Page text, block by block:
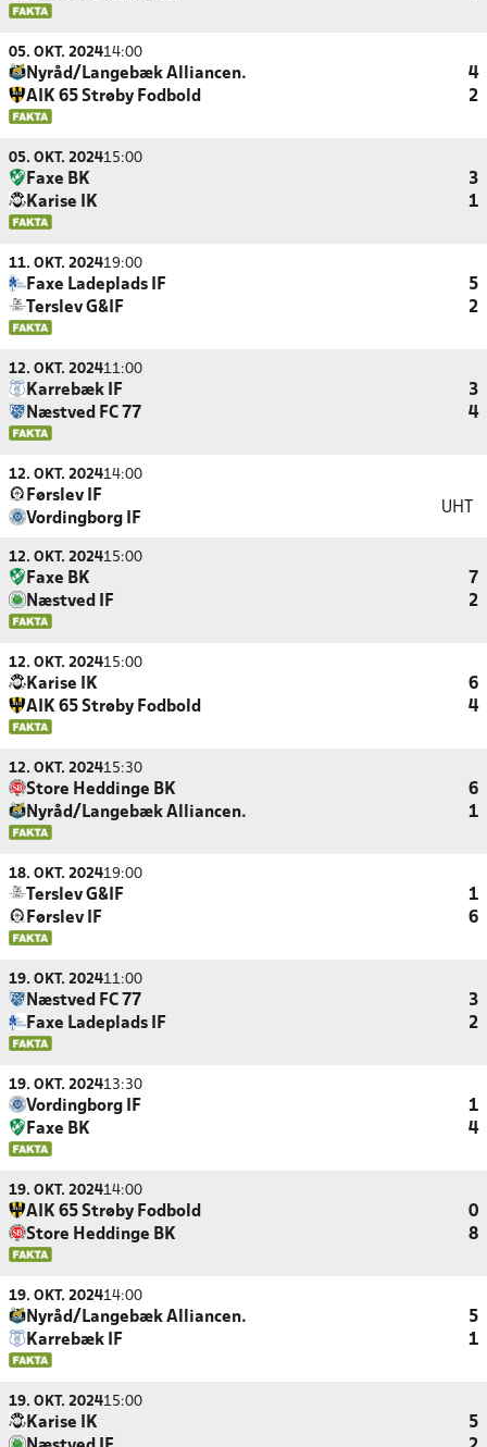
05. OKT. 202414:00
Nyråd/Langebæk Alliancen.
4
AIK 65 Strøby Fodbold
2
05. OKT. 202415:00
Faxe BK
3
Karise IK
1
11. OKT. 202419:00
Faxe Ladeplads IF
5
Terslev G&IF
2
12. OKT. 202411:00
Karrebæk IF
3
Næstved FC 77
4
12. OKT. 202414:00
Førslev IF
Vordingborg IF
UHT
12. OKT. 202415:00
Faxe BK
7
Næstved IF
2
12. OKT. 202415:00
Karise IK
6
AIK 65 Strøby Fodbold
4
12. OKT. 202415:30
Store Heddinge BK
6
Nyråd/Langebæk Alliancen.
1
18. OKT. 202419:00
Terslev G&IF
1
Førslev IF
6
19. OKT. 202411:00
Næstved FC 77
3
Faxe Ladeplads IF
2
19. OKT. 202413:30
Vordingborg IF
1
Faxe BK
4
19. OKT. 202414:00
AIK 65 Strøby Fodbold
0
Store Heddinge BK
8
19. OKT. 202414:00
Nyråd/Langebæk Alliancen.
5
Karrebæk IF
1
19. OKT. 202415:00
Karise IK
5